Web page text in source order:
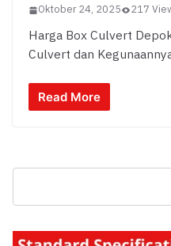
Oktober 24, 2025 217
Harga Box Culvert
Culvert dan
Read More